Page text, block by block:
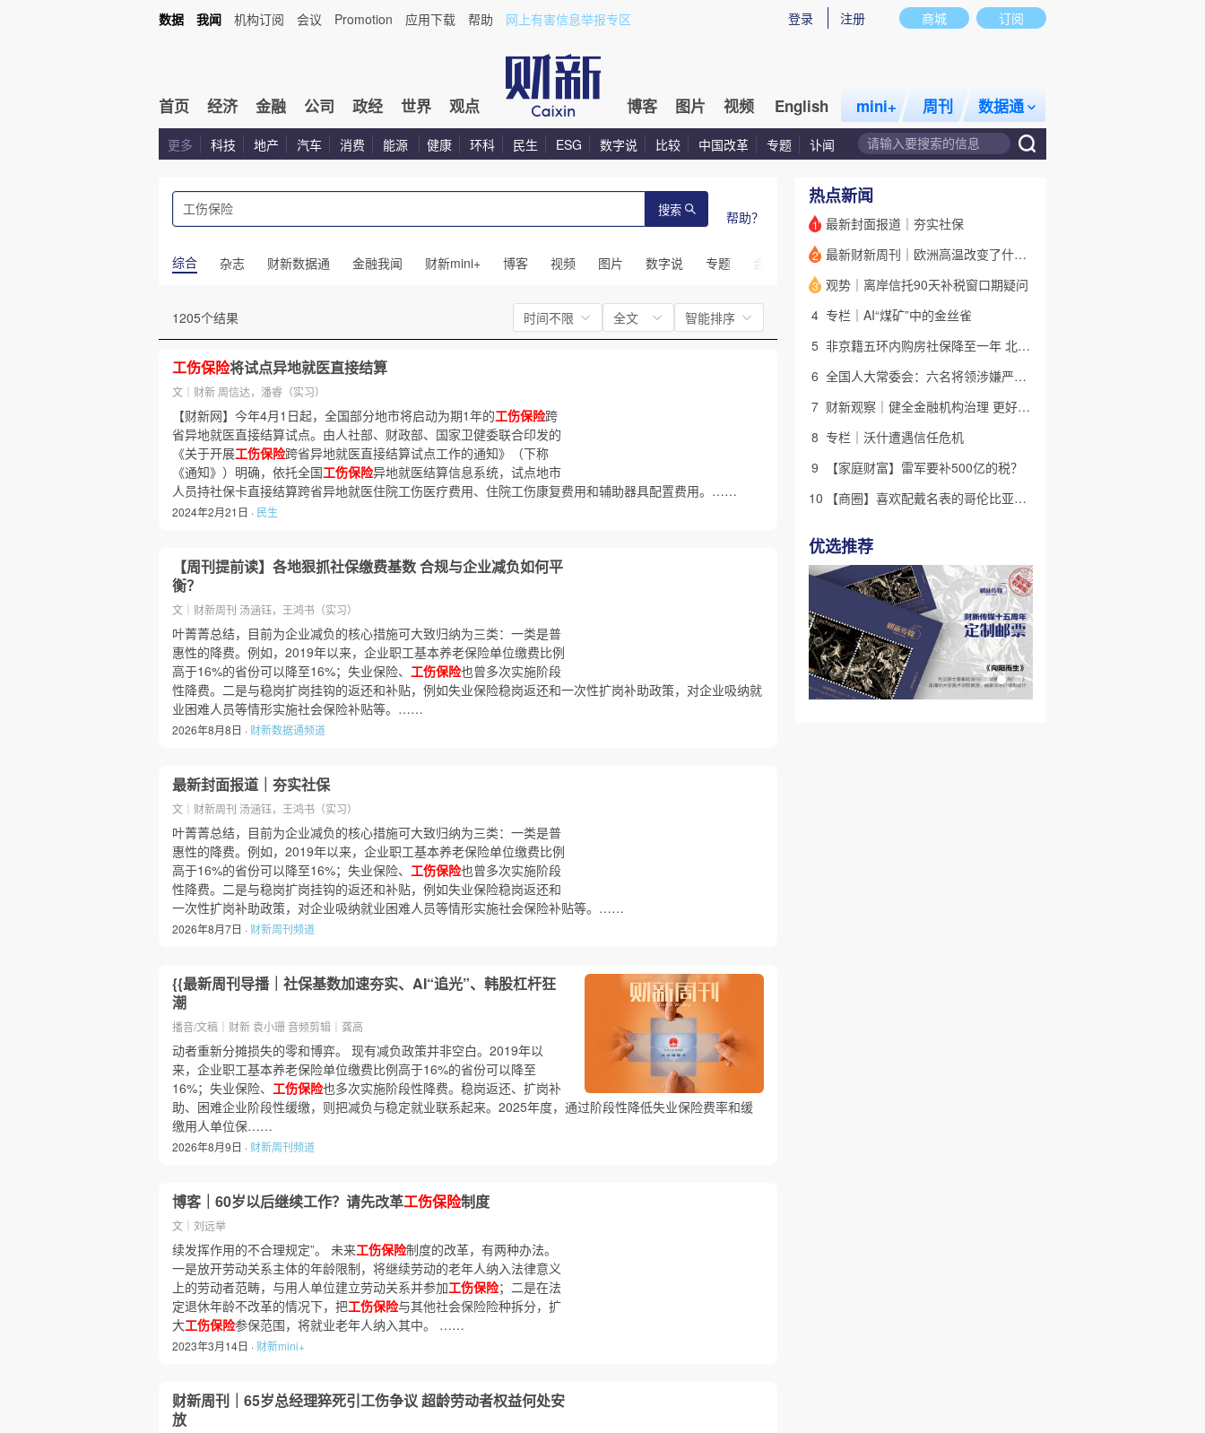
商城 订阅
登录 注册
数据 我闻 机构订阅 会议 Promotion 应用下载 帮助 网上有害信息举报专区
首页 经济 金融 公司 政经 世界 观点 博客 图片 视频 English mini+ 周刊 数据通
更多 科技 地产 汽车 消费 能源 健康 环科 民生 ESG 数字说 比较 中国改革 专题 讣闻
搜索 帮助？
综合 杂志 财新数据通 金融我闻 财新mini+ 博客 视频 图片 数字说 专题 会议 话题 特别呈现 私房课
1205个结果 时间不限 全文 智能排序
工伤保险将试点异地就医直接结算
文｜财新 周信达，潘睿（实习）
【财新网】今年4月1日起，全国部分地市将启动为期1年的工伤保险跨
省异地就医直接结算试点。由人社部、财政部、国家卫健委联合印发的
《关于开展工伤保险跨省异地就医直接结算试点工作的通知》（下称
《通知》）明确，依托全国工伤保险异地就医结算信息系统，试点地市
人员持社保卡直接结算跨省异地就医住院工伤医疗费用、住院工伤康复费用和辅助器具配置费用。……
2024年2月21日 · 民生
【周刊提前读】各地狠抓社保缴费基数 合规与企业减负如何平
衡？
文｜财新周刊 汤涵钰，王鸿书（实习）
叶菁菁总结，目前为企业减负的核心措施可大致归纳为三类：一类是普
惠性的降费。例如，2019年以来，企业职工基本养老保险单位缴费比例
高于16%的省份可以降至16%；失业保险、 工伤保险也曾多次实施阶段
性降费。二是与稳岗扩岗挂钩的返还和补贴，例如失业保险稳岗返还和一次性扩岗补助政策，对企业吸纳就
业困难人员等情形实施社会保险补贴等。……
2026年8月8日 · 财新数据通频道
最新封面报道｜夯实社保
文｜财新周刊 汤涵钰，王鸿书（实习）
叶菁菁总结，目前为企业减负的核心措施可大致归纳为三类：一类是普
惠性的降费。例如，2019年以来，企业职工基本养老保险单位缴费比例
高于16%的省份可以降至16%；失业保险、 工伤保险也曾多次实施阶段
性降费。二是与稳岗扩岗挂钩的返还和补贴，例如失业保险稳岗返还和
一次性扩岗补助政策，对企业吸纳就业困难人员等情形实施社会保险补贴等。……
2026年8月7日 · 财新周刊频道
{{最新周刊导播｜社保基数加速夯实、AI“追光”、韩股杠杆狂
潮
播音/文稿｜财新 袁小珊 音频剪辑｜龚高
动者重新分摊损失的零和博弈。 现有减负政策并非空白。2019年以
来，企业职工基本养老保险单位缴费比例高于16%的省份可以降至
16%；失业保险、 工伤保险也多次实施阶段性降费。稳岗返还、扩岗补
助、困难企业阶段性缓缴，则把减负与稳定就业联系起来。2025年度，通过阶段性降低失业保险费率和缓
缴用人单位保……
2026年8月9日 · 财新周刊频道
博客｜60岁以后继续工作？请先改革工伤保险制度
文｜刘远举
续发挥作用的不合理规定”。 未来工伤保险制度的改革，有两种办法。
一是放开劳动关系主体的年龄限制，将继续劳动的老年人纳入法律意义
上的劳动者范畴，与用人单位建立劳动关系并参加工伤保险；二是在法
定退休年龄不改革的情况下，把工伤保险与其他社会保险险种拆分，扩
大工伤保险参保范围，将就业老年人纳入其中。 ……
2023年3月14日 · 财新mini+
财新周刊｜65岁总经理猝死引工伤争议 超龄劳动者权益何处安
放
热点新闻
1 最新封面报道｜夯实社保
2 最新财新周刊｜欧洲高温改变了什么？
3 观势｜离岸信托90天补税窗口期疑问
4 专栏｜AI“煤矿”中的金丝雀
5
非京籍五环内购房社保降至一年 北京市公积金最高可贷340万元
6
全国人大常委会：六名将领涉嫌严重违纪违法 被罢免全国人大代表
7
财新观察｜健全金融机构治理 更好服务高质量发展
8 专栏｜沃什遭遇信任危机
9
【家庭财富】雷军要补500亿的税？
10
【商圈】喜欢配戴名表的哥伦比亚新总统 商人出身拉美右翼又一员
优选推荐